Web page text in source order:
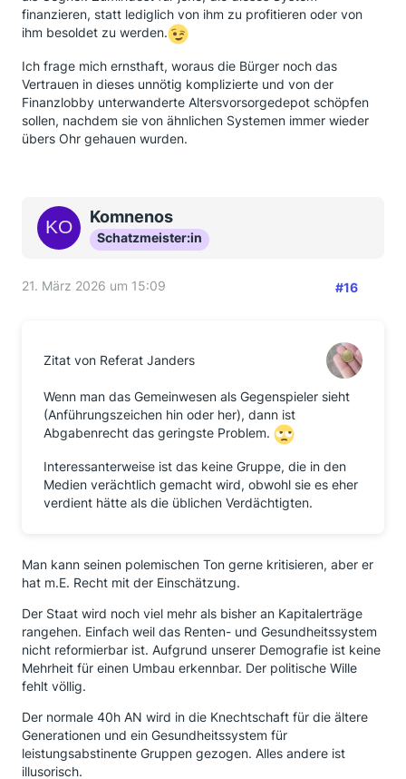
finanzieren, statt lediglich von ihm zu profitieren oder von
ihm besoldet zu werden.
Ich frage mich ernsthaft, woraus die Bürger noch das
Vertrauen in dieses unnötig komplizierte und von der
Finanzlobby unterwanderte Altersvorsorgedepot schöpfen
sollen, nachdem sie von ähnlichen Systemen immer wieder
übers Ohr gehauen wurden.
Komnenos
Schatzmeister:in
21. März 2026 um 15:09 #16
Zitat von Referat Janders
Wenn man das Gemeinwesen als Gegenspieler sieht
(Anführungszeichen hin oder her), dann ist
Abgabenrecht das geringste Problem.
Interessanterweise ist das keine Gruppe, die in den
Medien verächtlich gemacht wird, obwohl sie es eher
verdient hätte als die üblichen Verdächtigten.
Man kann seinen polemischen Ton gerne kritisieren, aber er
hat m.E. Recht mit der Einschätzung.
Der Staat wird noch viel mehr als bisher an Kapitalerträge
rangehen. Einfach weil das Renten- und Gesundheitssystem
nicht reformierbar ist. Aufgrund unserer Demografie ist keine
Mehrheit für einen Umbau erkennbar. Der politische Wille
fehlt völlig.
Der normale 40h AN wird in die Knechtschaft für die ältere
Generationen und ein Gesundheitssystem für
leistungsabstinente Gruppen gezogen. Alles andere ist
illusorisch.